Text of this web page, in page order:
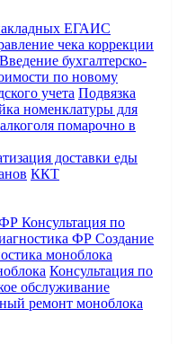
ЕГАИС
чека коррекции
Введение бухгалтерско-
по новому
учета Подвязка
номенклатуры для
помарочно в
доставки еды
ККТ
ФР Консультация по
ФР Создание
моноблока
Консультация по
обслуживание
ремонт моноблока